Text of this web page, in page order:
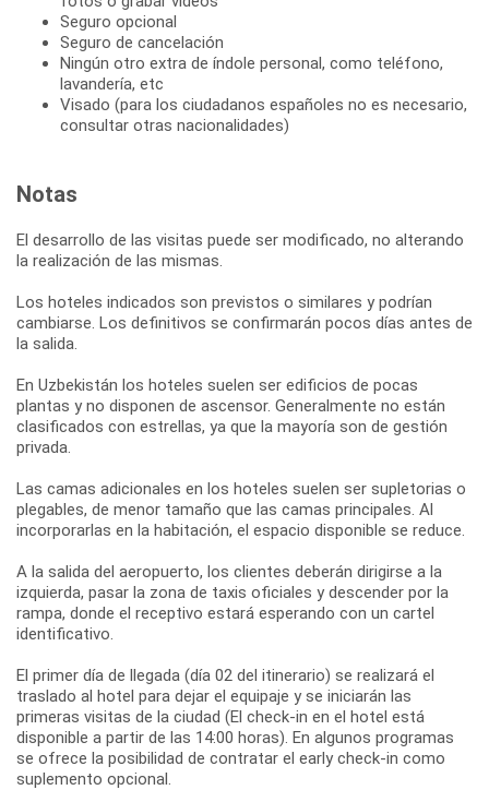
Seguro opcional
Seguro de cancelación
Ningún otro extra de índole personal, como teléfono,
lavandería, etc
Visado (para los ciudadanos españoles no es necesario,
consultar otras nacionalidades)
Notas
El desarrollo de las visitas puede ser modificado, no alterando
la realización de las mismas.
Los hoteles indicados son previstos o similares y podrían
cambiarse. Los definitivos se confirmarán pocos días antes de
la salida.
En Uzbekistán los hoteles suelen ser edificios de pocas
plantas y no disponen de ascensor. Generalmente no están
clasificados con estrellas, ya que la mayoría son de gestión
privada.
Las camas adicionales en los hoteles suelen ser supletorias o
plegables, de menor tamaño que las camas principales. Al
incorporarlas en la habitación, el espacio disponible se reduce.
A la salida del aeropuerto, los clientes deberán dirigirse a la
izquierda, pasar la zona de taxis oficiales y descender por la
rampa, donde el receptivo estará esperando con un cartel
identificativo.
El primer día de llegada (día 02 del itinerario) se realizará el
traslado al hotel para dejar el equipaje y se iniciarán las
primeras visitas de la ciudad (El check-in en el hotel está
disponible a partir de las 14:00 horas). En algunos programas
se ofrece la posibilidad de contratar el early check-in como
suplemento opcional.